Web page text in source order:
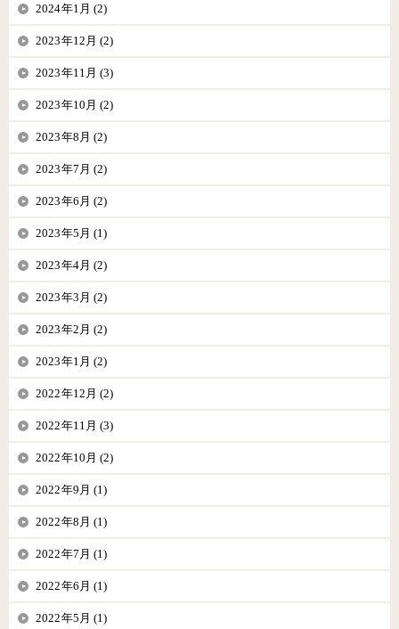
2024年1月 (2)
2023年12月 (2)
2023年11月 (3)
2023年10月 (2)
2023年8月 (2)
2023年7月 (2)
2023年6月 (2)
2023年5月 (1)
2023年4月 (2)
2023年3月 (2)
2023年2月 (2)
2023年1月 (2)
2022年12月 (2)
2022年11月 (3)
2022年10月 (2)
2022年9月 (1)
2022年8月 (1)
2022年7月 (1)
2022年6月 (1)
2022年5月 (1)